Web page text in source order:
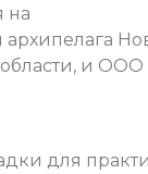
на
и
для